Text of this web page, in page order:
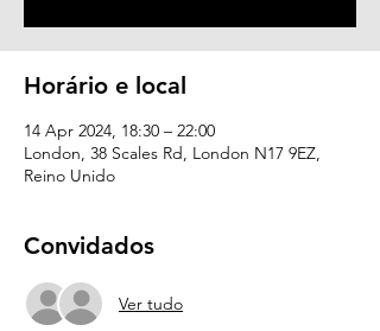
Horário e local
14 Apr 2024, 18:30 – 22:00
London, 38 Scales Rd, London N17 9EZ,
Reino Unido
Convidados
Ver tudo